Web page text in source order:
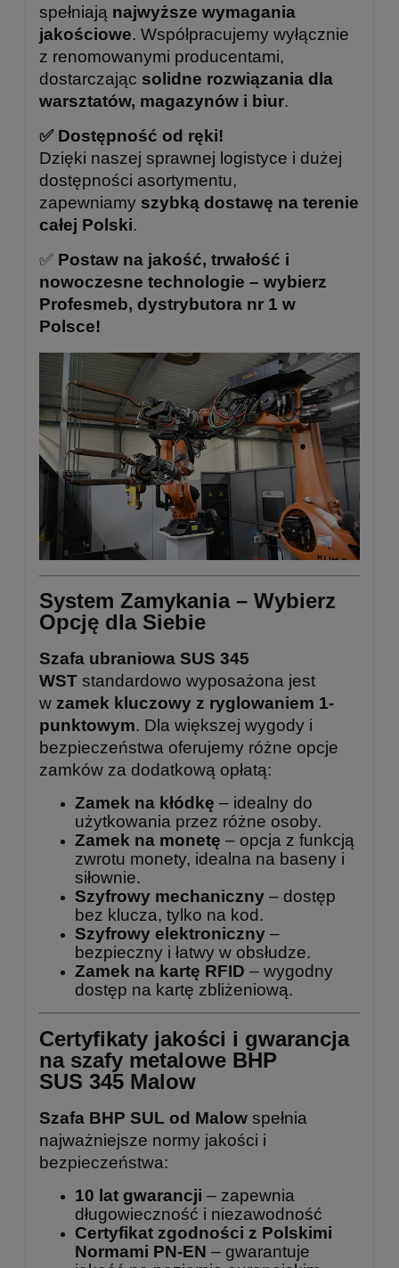
spełniają najwyższe wymagania
jakościowe. Współpracujemy wyłącznie
z renomowanymi producentami,
dostarczając solidne rozwiązania dla
warsztatów, magazynów i biur.
✅ Dostępność od ręki!
Dzięki naszej sprawnej logistyce i dużej
dostępności asortymentu,
zapewniamy szybką dostawę na terenie
całej Polski.
✅ Postaw na jakość, trwałość i
nowoczesne technologie – wybierz
Profesmeb, dystrybutora nr 1 w
Polsce!
System Zamykania – Wybierz
Opcję dla Siebie
Szafa ubraniowa SUS 345
WST standardowo wyposażona jest
w zamek kluczowy z ryglowaniem 1-
punktowym. Dla większej wygody i
bezpieczeństwa oferujemy różne opcje
zamków za dodatkową opłatą:
Zamek na kłódkę – idealny do
użytkowania przez różne osoby.
Zamek na monetę – opcja z funkcją
zwrotu monety, idealna na baseny i
siłownie.
Szyfrowy mechaniczny – dostęp
bez klucza, tylko na kod.
Szyfrowy elektroniczny –
bezpieczny i łatwy w obsłudze.
Zamek na kartę RFID – wygodny
dostęp na kartę zbliżeniową.
Certyfikaty jakości i gwarancja
na szafy metalowe BHP
SUS 345 Malow
Szafa BHP SUL od Malow spełnia
najważniejsze normy jakości i
bezpieczeństwa:
10 lat gwarancji – zapewnia
długowieczność i niezawodność
Certyfikat zgodności z Polskimi
Normami PN-EN – gwarantuje